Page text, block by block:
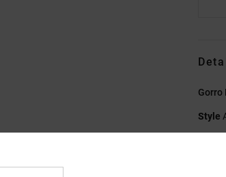
Gorro
Style